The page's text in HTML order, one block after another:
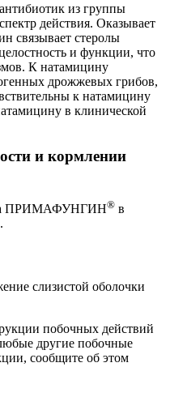
из группы
действия. Оказывает
связывает стеролы
и функции, что
К натамицину
дрожжевых грибов,
к натамицину
в клинической
и кормлении
ПРИМАФУНГИН® в
слизистой оболочки
побочных действий
другие побочные
сообщите об этом